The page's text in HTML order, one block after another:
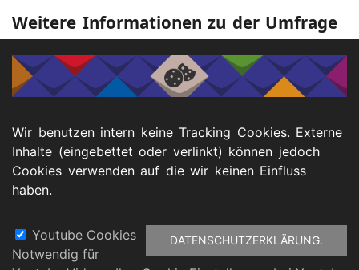
Weitere Informationen zu der Umfrage
in Standardsprache finden Sie hier:
https://www.land.nrw/pressemitteilung/
zu-erfahrungen-der-lsbtiq-community-
gestartet-landesregierung-bringt
(klicken
Sie auf die blaue Schrift).
Wir benutzen intern keine Tracking Cookies. Externe
Inhalte (eingebettet oder verlinkt) können jedoch
Cookies verwenden auf die wir keinen Einfluss
haben.
DATENSCHUTZERKLÄRUNG.
Youtube Cookies
Notwendig für